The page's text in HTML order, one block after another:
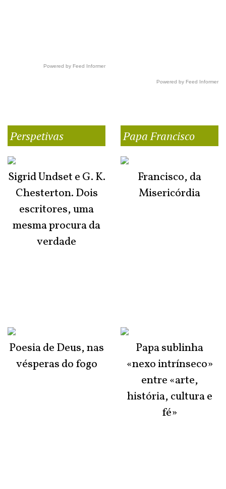
Powered by Feed Informer
Powered by Feed Informer
Perspetivas
Sigrid Undset e G. K.
Chesterton. Dois
escritores, uma
mesma procura da
verdade
Poesia de Deus, nas
vésperas do fogo
Papa Francisco
Francisco, da
Misericórdia
Papa sublinha
«nexo intrínseco»
entre «arte,
história, cultura e
fé»